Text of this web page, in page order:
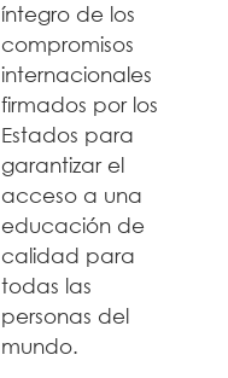
íntegro de los
compromisos
internacionales
firmados por los
Estados para
garantizar el
acceso a una
educación de
calidad para
todas las
personas del
mundo.